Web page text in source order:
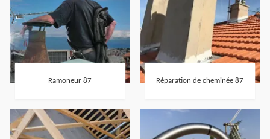
Ramoneur 87 Réparation de cheminée 87